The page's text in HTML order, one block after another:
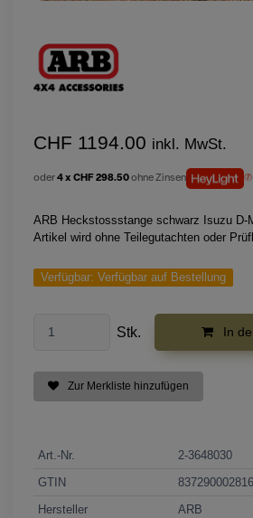
CHF 1194.00 inkl. MwSt.
oder4 x CHF 298.50ohne Zinsen
ARB Heckstossstange schwarz Isuzu D-
Artikel wird ohne Teilegutachten oder
Verfügbar: Verfügbar auf Bestellung
Stk. In
Zur Merkliste hinzufügen
Art.-Nr.
2-3648030
GTIN
837290002816
Hersteller
ARB